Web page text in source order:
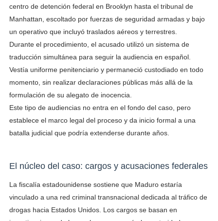
centro de detención federal en Brooklyn hasta el tribunal de
Manhattan, escoltado por fuerzas de seguridad armadas y bajo
un operativo que incluyó traslados aéreos y terrestres.
Durante el procedimiento, el acusado utilizó un sistema de
traducción simultánea para seguir la audiencia en español.
Vestía uniforme penitenciario y permaneció custodiado en todo
momento, sin realizar declaraciones públicas más allá de la
formulación de su alegato de inocencia.
Este tipo de audiencias no entra en el fondo del caso, pero
establece el marco legal del proceso y da inicio formal a una
batalla judicial que podría extenderse durante años.
El núcleo del caso: cargos y acusaciones federales
La fiscalía estadounidense sostiene que Maduro estaría
vinculado a una red criminal transnacional dedicada al tráfico de
drogas hacia Estados Unidos. Los cargos se basan en